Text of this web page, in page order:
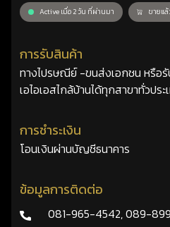
Active เมื่อ 2 วัน ที่ผ่านมา ขายแล้
การรับสินค้า
ทางไปรษณีย์ -ขนส่งเอกชน หรือ
เอไอเอสไกล้บ้านได้ทุกสาขาทั่วประ
การชำระเงิน
โอนเงินผ่านบัญชีธนาคาร
ข้อมูลการติดต่อ
081-965-4542,089-